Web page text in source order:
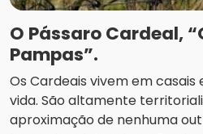
O Pássaro Cardeal,
Pampas”.
Os Cardeais vivem em casais
vida. São altamente
aproximação de nenhuma